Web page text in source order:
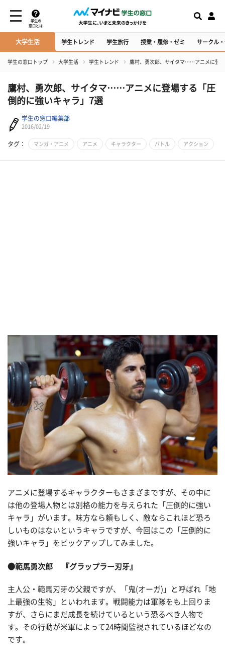
学生の
窓口とは
大学生活 学生トレンド 学生旅行 授業・履修・ゼミ サークル
学生の窓口トップ 大学生活 学生トレンド 鷹村、勇次郎、サイタマ……アニメに登
鷹村、勇次郎、サイタマ……アニメに登場する「圧
倒的に強いキャラ」7選
学生の窓口編集部
2016/02/19
タグ： マンガ・アニメ アニメ キャラクター バトル アクション
アニメに登場するキャラクターもさまざまですが、その中に
は他の登場人物とは別格の能力を与えられた「圧倒的に強い
キャラ」がいます。味方なら頼もしく、敵ならこれほど恐ろ
しいものはないというキャラですが、今回はこの「圧倒的に
強いキャラ」をピックアップしてみました。
●範馬勇次郎 『グラップラー刃牙』
主人公・範馬刃牙の父親ですが、「鬼(オーガ)」と呼ばれ「地
上最強の生物」といわれます。戦闘能力は軍隊をも上回りま
すが、さらにまだ成長を続けているという恐るべき人物で
す。その行動が米軍によって24時間監視されているほどなの
です。